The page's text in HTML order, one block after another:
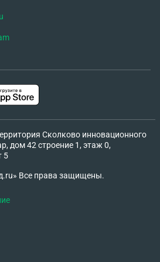
Сколково инновационного
дом 42 строение 1, этаж 0,
5
Все права защищены.